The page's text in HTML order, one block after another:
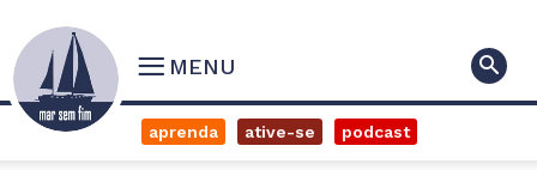
MENU
aprenda ative-se podcast